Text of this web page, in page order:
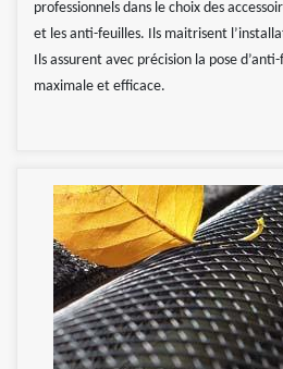
professionnels dans le choix des
et les anti-feuilles. Ils maitrisent
Ils assurent avec précision la pose
maximale et efficace.